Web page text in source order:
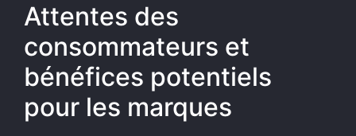
Attentes des
consommateurs et
bénéfices potentiels
pour les marques